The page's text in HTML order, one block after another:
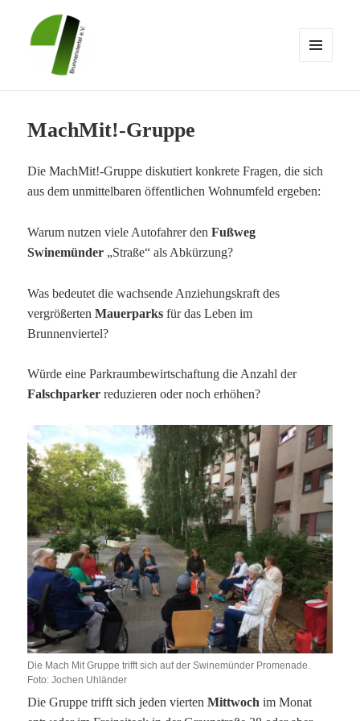
MachMit!-Gruppe
Die MachMit!-Gruppe diskutiert konkrete Fragen, die sich
aus dem unmittelbaren öffentlichen Wohnumfeld ergeben:
Warum nutzen viele Autofahrer denFußweg
Swinemünder „Straße“ als Abkürzung?
Was bedeutet die wachsende Anziehungskraft des
vergrößertenMauerparksfür das Leben im
Brunnenviertel?
Würde eine Parkraumbewirtschaftung die Anzahl der
Falschparkerreduzieren oder noch erhöhen?
Die Mach Mit Gruppe trifft sich auf der Swinemünder Promenade.
Foto: Jochen Uhländer
Die Gruppe trifft sich jeden viertenMittwochim Monat